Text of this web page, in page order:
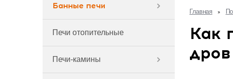
Банные печи
Печи отопительные
Печи-камины
Главная
Как